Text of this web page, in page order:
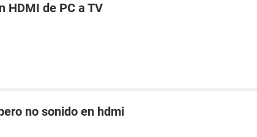
HDMI de PC a TV
no sonido en hdmi